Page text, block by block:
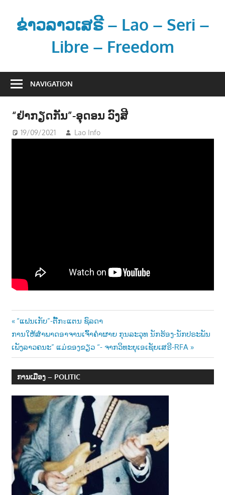
contentຂ່າວລາວເສຣີ – Lao – Seri –
Libre – Freedom
າ
ະ
NAVIGATION
“ຢ່າກຽດກັນ”-ອຸດອນ ວົງສີ
19/09/2021 Lao Info
Post
navigation
Previous
Post:
“ແຟນເກັບ”-ຕັ໊ກะແຕນ ຊົລດາ
Next
Post:
ການໃຫ້ສຳພາດອາຈານເຈົ້າຄຳຜາຍ ກຸນລະວຸທ ນັກຮ້ອງ-ນັກປຣະພັນ
ເພັງລາວຄນະ” ແມ່ຂອງຂຽວ “- ຈາກວິທະຍຸເອເຊັຍເສຣີ-RFA
ການເມືອງ – POLITIC